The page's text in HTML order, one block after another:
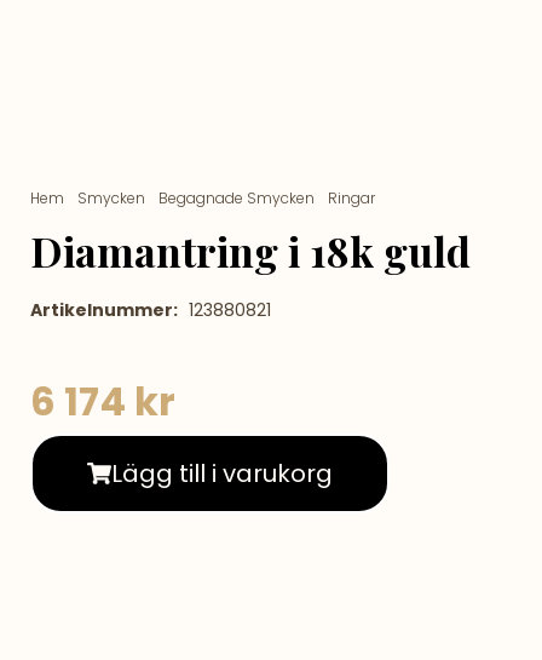
Hem Smycken Begagnade Smycken Ringar/ Diamantring i 18k
Diamantring i 18k guld
Artikelnummer: 123880821
6 174 kr
Lägg till i varukorg